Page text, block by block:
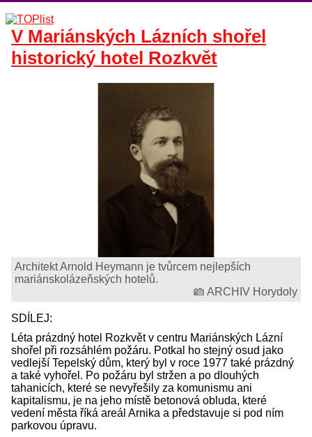
V Mariánských Lázních shořel
historický hotel Rozkvět
Architekt Arnold Heymann je tvůrcem nejlepších
mariánskolázeňských hotelů.
ARCHIV Horydoly
SDÍLEJ:
Léta prázdný hotel Rozkvět v centru Mariánských Lázní
shořel při rozsáhlém požáru. Potkal ho stejný osud jako
vedlejší Tepelský dům, který byl v roce 1977 také prázdný
a také vyhořel. Po požáru byl stržen a po dlouhých
tahanicích, které se nevyřešily za komunismu ani
kapitalismu, je na jeho místě betonová obluda, které
vedení města říká areál Arnika a představuje si pod ním
parkovou úpravu.